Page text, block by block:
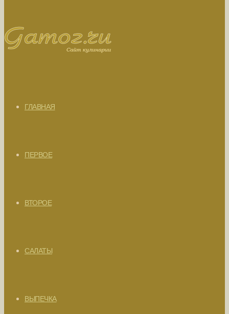
ГЛАВНАЯ
ПЕРВОЕ
ВТОРОЕ
САЛАТЫ
ВЫПЕЧКА